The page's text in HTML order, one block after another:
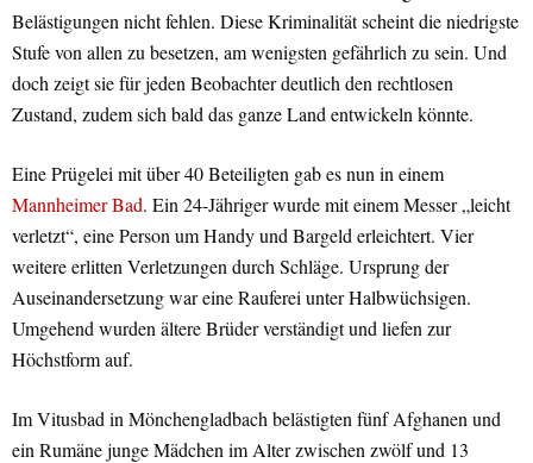
Belästigungen nicht fehlen. Diese Kriminalität scheint die niedrigste
Stufe von allen zu besetzen, am wenigsten gefährlich zu sein. Und
doch zeigt sie für jeden Beobachter deutlich den rechtlosen
Zustand, zudem sich bald das ganze Land entwickeln könnte.
Eine Prügelei mit über 40 Beteiligten gab es nun in einem
Mannheimer Bad. Ein 24-Jähriger wurde mit einem Messer „leicht
verletzt“, eine Person um Handy und Bargeld erleichtert. Vier
weitere erlitten Verletzungen durch Schläge. Ursprung der
Auseinandersetzung war eine Rauferei unter Halbwüchsigen.
Umgehend wurden ältere Brüder verständigt und liefen zur
Höchstform auf.
Im Vitusbad in Mönchengladbach belästigten fünf Afghanen und
ein Rumäne junge Mädchen im Alter zwischen zwölf und 13